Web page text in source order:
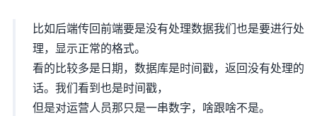
比如后端传回前端要是没有处理数据我们也是要进行处
理，显示正常的格式。
看的比较多是日期，数据库是时间戳，返回没有处理的
话。我们看到也是时间戳，
但是对运营人员那只是一串数字，啥跟啥不是。